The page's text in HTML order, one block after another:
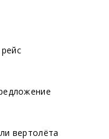
вертолёта